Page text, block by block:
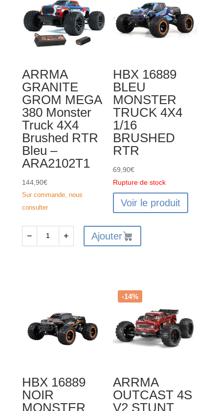
ARRMA
GRANITE
GROM MEGA
380 Monster
Truck 4X4
Brushed RTR
Bleu –
ARA2102T1
144,90€
Sur commande, nous
consulter
Monster
RTR
Bleu
-
− + Ajouter
HBX 16889
BLEU
MONSTER
TRUCK 4X4
1/16
BRUSHED
RTR
69,90€
Rupture de stock
Voir le produit
HBX 16889
NOIR
MONSTER
-14%
ARRMA
OUTCAST 4S
V2 STUNT